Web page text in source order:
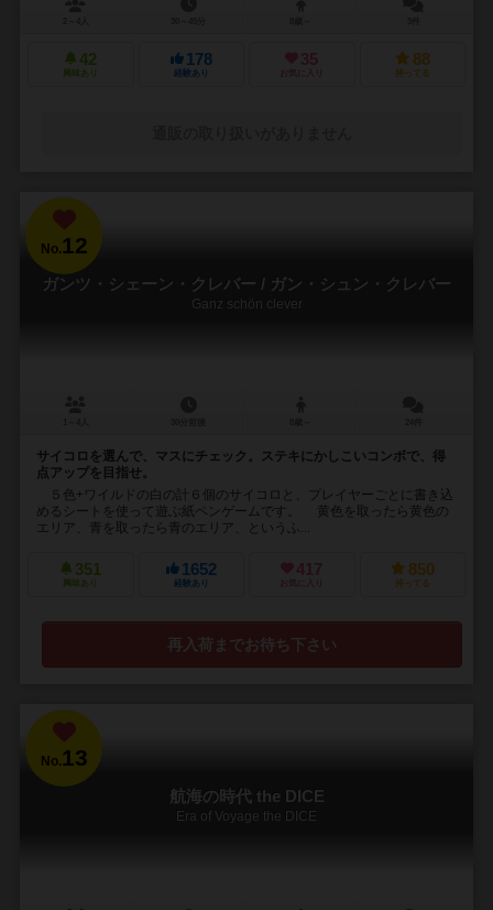
42
興味あり
178
経験あり
35
お気に入り
88
持ってる
No.12
ガンツ・シェーン・クレバー / ガン・シュン・クレバー
Ganz schön clever
サイコロを選んで、マスにチェック。ステキにかしこいコンボで、得
点アップを目指せ。
５色+ワイルドの白の計６個のサイコロと、プレイヤーごとに書き込
めるシートを使って遊ぶ紙ペンゲームです。 黄色を取ったら黄色の
エリア、青を取ったら青のエリア、というふ...
351
興味あり
1652
経験あり
417
お気に入り
850
持ってる
再入荷までお待ち下さい
No.13
航海の時代 the DICE
Era of Voyage the DICE